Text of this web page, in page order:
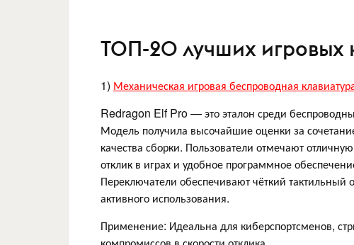
ТОП-20 лучших игровых
1) Механическая игровая беспроводная
Redragon Elf Pro — это эталон среди
Модель получила высочайшие оценки за
качества сборки. Пользователи отмечают
отклик в играх и удобное программное
Переключатели обеспечивают чёткий
активного использования.
Применение: Идеальна для киберспортсменов,